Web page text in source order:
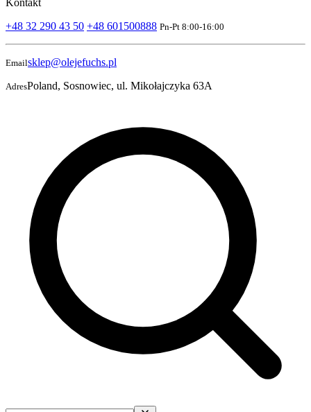
Kontakt
+48 32 290 43 50 +48 601500888 Pn-Pt 8:00-16:00
Emailsklep@olejefuchs.pl
AdresPoland, Sosnowiec, ul. Mikołajczyka 63A